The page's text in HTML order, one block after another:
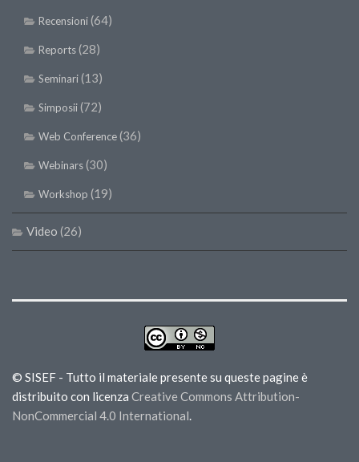
Recensioni(64)
Reports(28)
Seminari(13)
Simposii(72)
Web Conference(36)
Webinars(30)
Workshop (19)
Video (26)
© SISEF - Tutto il materiale presente su queste pagine è
distribuito con licenza Creative Commons Attribution-
NonCommercial 4.0 International.